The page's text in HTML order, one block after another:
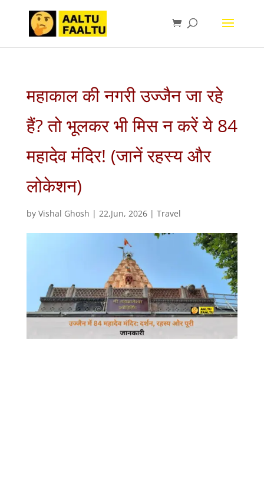
महाकाल की नगरी उज्जैन जा रहे
हैं? तो भूलकर भी मिस न करें ये 84
महादेव मंदिर! (जानें रहस्य और
लोकेशन)
by Vishal Ghosh | 22,Jun, 2026| Travel